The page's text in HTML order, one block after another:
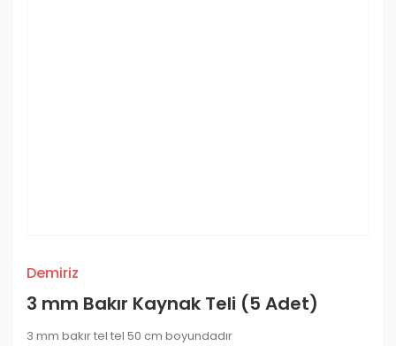
Demiriz
3 mm Bakır Kaynak Teli (5 Adet)
3 mm bakır tel tel 50 cm boyundadır